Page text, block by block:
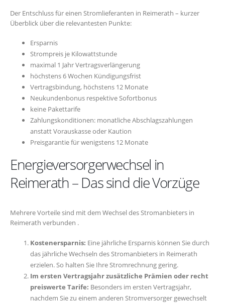
Der Entschluss für einen Stromlieferanten in Reimerath – kurzer
Überblick über die relevantesten Punkte:
Ersparnis
Strompreis je Kilowattstunde
maximal 1 Jahr Vertragsverlängerung
höchstens 6 Wochen Kündigungsfrist
Vertragsbindung, höchstens 12 Monate
Neukundenbonus respektive Sofortbonus
keine Pakettarife
Zahlungskonditionen: monatliche Abschlagszahlungen
anstatt Vorauskasse oder Kaution
Preisgarantie für wenigstens 12 Monate
Energieversorgerwechsel in
Reimerath – Das sind die Vorzüge
Mehrere Vorteile sind mit dem Wechsel des Stromanbieters in
Reimerath verbunden .
Kostenersparnis: Eine jährliche Ersparnis können Sie durch
das jährliche Wechseln des Stromanbieters in Reimerath
erzielen. So halten Sie Ihre Stromrechnung gering.
Im ersten Vertragsjahr zusätzliche Prämien oder recht
preiswerte Tarife: Besonders im ersten Vertragsjahr,
nachdem Sie zu einem anderen Stromversorger gewechselt